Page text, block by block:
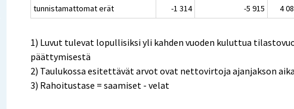
tunnistamattomat erät
-1 314 -5 915 4
1) Luvut tulevat lopullisiksi yli kahden vuoden kuluttua
päättymisestä
2) Taulukossa esitettävät arvot ovat nettovirtoja ajanjakson
3) Rahoitustase = saamiset - velat